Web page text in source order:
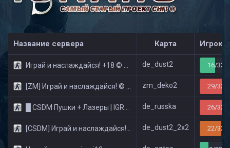
Название сервера Карта
Играй и наслаждайся! +18 © Public de_dust2 16/32
[ZM] Играй и наслаждайся! © Zombie Show zm_deko2 29/32
█ CSDM Пушки + Лазеры | IGRAI18.RU ツ █ de_russka 26/32
[CSDM] Играй и наслаждайся! © Classic de_dust2_2x2 22/32